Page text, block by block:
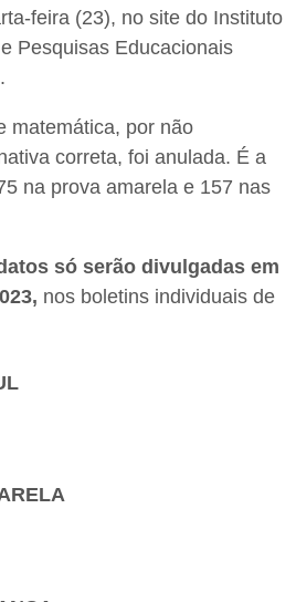
feira (23), no site do Instituto
Pesquisas Educacionais
matemática, por não
correta, foi anulada. É a
na prova amarela e 157 nas
só serão divulgadas em
nos boletins individuais de